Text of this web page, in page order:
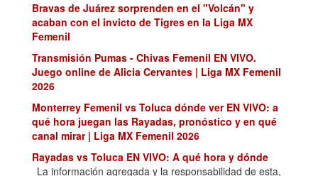
Bravas de Juárez sorprenden en el "Volcán" y
acaban con el invicto de Tigres en la Liga MX
Femenil
Transmisión Pumas - Chivas Femenil EN VIVO.
Juego online de Alicia Cervantes | Liga MX Femenil
2026
Monterrey Femenil vs Toluca dónde ver EN VIVO: a
qué hora juegan las Rayadas, pronóstico y en qué
canal mirar | Liga MX Femenil 2026
Rayadas vs Toluca EN VIVO: A qué hora y dónde
VER partido HOY Jornada 8 de la Liga MX Femenil
La información agregada y la responsabilidad de esta,